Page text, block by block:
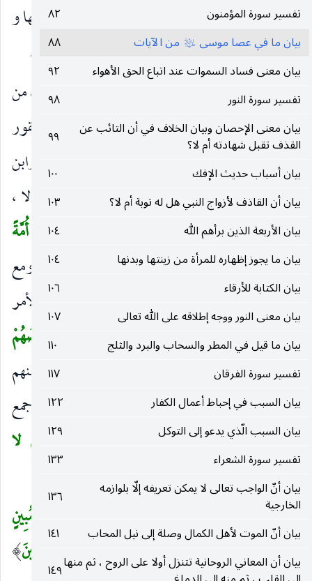
تفسير سورة المؤمنون
٨٢
بيان ما في عصا موسى عليه‌السلام من الآيات
٨٨
بيان معنى فساد السموات عند اتباع الحق الأهواء
٩٢
تفسير سورة النور
٩٨
بيان معنى الإحصان وبيان الخلاف في أن التائب عن
القذف تقبل شهادته أم لا؟
٩٩
بيان أسباب حديث الإفك
١٠٠
بيان أن القاذف لأزواج النبي هل له توبة أم لا؟
١٠٣
بيان الأربعة الذين برأهم الله
١٠٤
بيان ما يجوز إظهاره للمرأة من زينتها وبدنها
١٠٤
بيان الكتابة للأرقاء
١٠٦
بيان معنى النور ووجه إطلاقه على الله تعالى
١٠٧
بيان ما قيل في المطر والسحاب والبرد والثلج
١١٠
تفسير سورة الفرقان
١١٧
بيان السبب في إحباط أعمال الكفار
١٢٢
بيان السبب الّذي يدعو إلى التوكل
١٢٩
تفسير سورة الشعراء
١٣٣
بيان أنّ الواجب تعالى لا يمكن تعريفه إلّا بلوازمه
الخارجية
١٣٦
بيان أنّ الموت لأهل الكمال وصلة إلى نيل المحاب
١٤١
بيان أن المعاني الروحانية تتنزل أولا على الروح ، ثم منها١٤٩
(ما تَسْبِقُ مِنْ أُمَّةٍ أَجَلَها الوقت الّذي حد لهلاكها و
(مِنْ)مزيدة للاستغراق.(وَما يَسْتَأْخِرُونَ الأجل.
ثُمَّ أَرْسَلْنا رُسُلَنا تَتْرا
متواترين واحدا بعد واحد من
الوتر وهو الفرد ، والياء بدل من الواو كتولج وتيقور
والألف للتأنيث لأن الرسل جماعة ، وقرأ أبو عمرو وابن
كثير بالتنوين على أنه مصدر بمعنى المواترة وقع حالا ،
وأماله حمزة وابن عامر والكسائي.
كُلَّ ما جاءَ أُمَّةً
رَسُولُها كَذَّبُوهُ)إضافة الرسول مع الإرسال إلى المرسل ومع
المجيء إلى المرسل إليهم لأن الإرسال الّذي هو مبدأ الأمر
منه والمجيء الّذي هو منتهاه إليهم.
فَأَتْبَعْنا بَعْضَهُمْ
بَعْضاً)في الإهلاك.
لم نبق منهم
إلا حكايات يسمر بها ، وهو اسم جمع للحديث أو جمع
أحدوثة وهي ما يتحدث به تلهيا.
فَبُعْداً لِقَوْمٍ لا
يُؤْمِنُونَ .
(ثُمَّ أَرْسَلْنا مُوسى وَأَخاهُ هارُونَ بِآياتِنا وَسُلْطانٍ مُبِينٍ
(٤٥) إِلى فِرْعَوْنَ وَمَلائِهِ فَاسْتَكْبَرُوا وَكانُوا قَوْماً عالِينَ)